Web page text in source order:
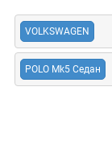
VOLKSWAGEN
POLO Mk5 Седан